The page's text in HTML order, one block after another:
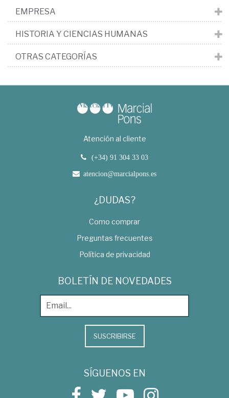
EMPRESA
HISTORIA Y CIENCIAS HUMANAS
OTRAS CATEGORÍAS
Atención al cliente
(+34) 91 304 33 03
atencion@marcialpons.es
¿DUDAS?
Como comprar
Preguntas frecuentes
Política de privacidad
BOLETÍN DE NOVEDADES
SUSCRIBIRSE
SÍGUENOS EN